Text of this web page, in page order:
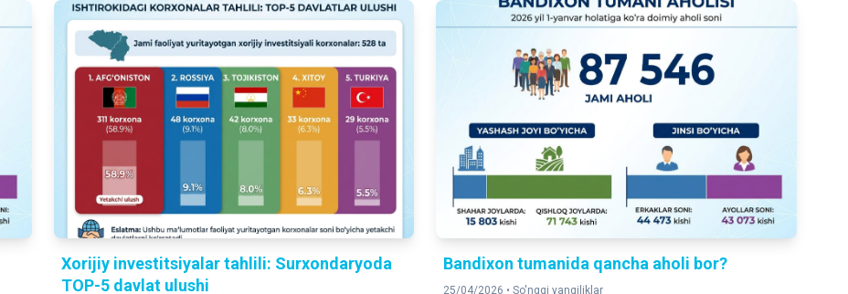
Xorijiy investitsiyalar tahlili: Surxondaryoda
TOP-5 davlat ulushi
Bandixon tumanida qancha aholi bor?
25/04/2026 •So'nggi yangiliklar